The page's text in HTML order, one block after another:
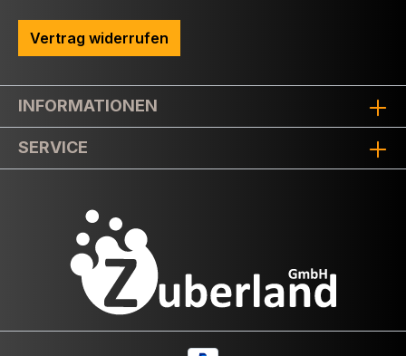
Vertrag widerrufen
INFORMATIONEN
SERVICE